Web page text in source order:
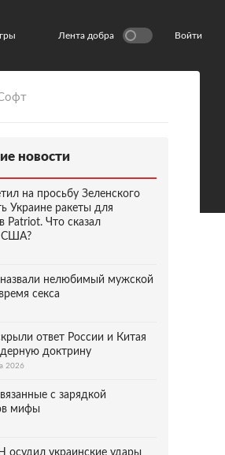
Лента добра Войти
новости
на просьбу Зеленского
Украине ракеты для
Patriot. Что сказал
США?
нелюбимый мужской
секса
ответ России и Китая
доктрину
2026
с зарядкой
мифы
осудил украинские удары